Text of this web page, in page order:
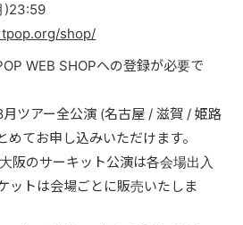
)23:59
shop/
WEB SHOPへの登録が必要で
ツアー全公演 (名古屋 / 滋賀 / 姫路
てお申し込みいただけます。
阪のサーキット公演は各会場出入
ットは会場ごとに販売いたしま